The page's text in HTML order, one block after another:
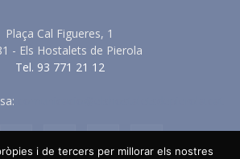
Plaça Cal Figueres, 1
- Els Hostalets de Pierola
Tel. 93 771 21 12
i de tercers per millorar els nostres